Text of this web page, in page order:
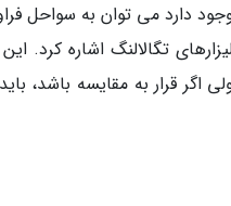
دارد می توان به سواحل
تگالالنگ اشاره کرد.
قرار به مقایسه باشد،